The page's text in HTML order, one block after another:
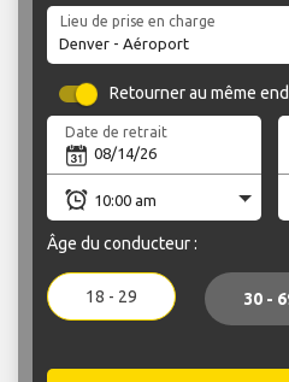
Lieu de prise en charge
Retourner au même
Date de retrait
Âge du conducteur :
18 - 29 30 -